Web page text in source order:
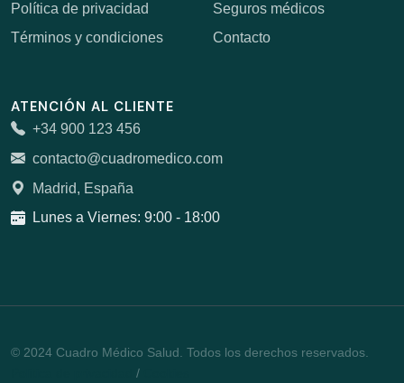
Política de privacidad
Términos y condiciones
Seguros médicos
Contacto
ATENCIÓN AL CLIENTE
+34 900 123 456
contacto@cuadromedico.com
Madrid, España
Lunes a Viernes: 9:00 - 18:00
© 2024 Cuadro Médico Salud. Todos los derechos reservados.
/